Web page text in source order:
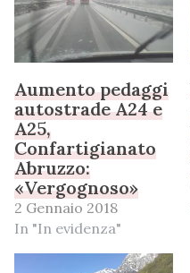
Aumento pedaggi
autostrade A24 e
A25,
Confartigianato
Abruzzo:
«Vergognoso»
2 Gennaio 2018
In "In evidenza"